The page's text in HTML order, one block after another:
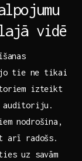
vidē
jo tie ne​ tikai
izteikt
auditoriju.
nodrošina,
​radošs.
uz savām